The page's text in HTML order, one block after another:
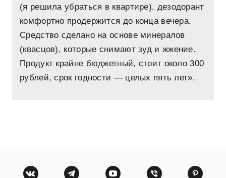
(я решила убраться в квартире), дезодорант
комфортно продержится до конца вечера.
Средство сделано на основе минералов
(квасцов), которые снимают зуд и жжение.
Продукт крайне бюджетный, стоит около 300
рублей, срок годности — целых пять лет».